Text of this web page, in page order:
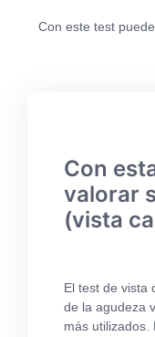
Con este test
Con
valorar
(vista
El test de vista
de la agudeza
más utilizados.